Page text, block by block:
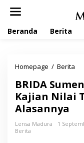
Beranda Berita
Homepage / Berita
I
D
A
u
BRIDA
Kajian Nilai
Alasannya
Lensa Madura
1
Berita